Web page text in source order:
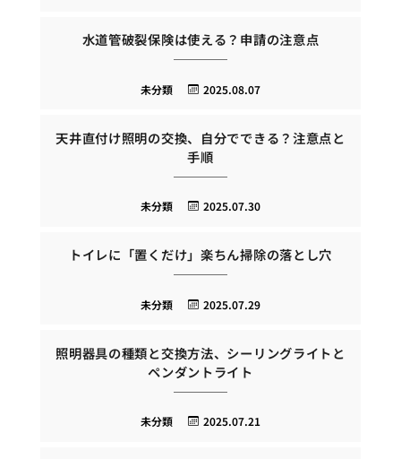
水道管破裂保険は使える？申請の注意点
2025.08.07
未分類
天井直付け照明の交換、自分でできる？注意点と
手順
2025.07.30
未分類
トイレに「置くだけ」楽ちん掃除の落とし穴
2025.07.29
未分類
照明器具の種類と交換方法、シーリングライトと
ペンダントライト
2025.07.21
未分類